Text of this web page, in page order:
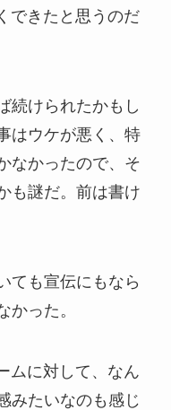
できたと思うのだ
続けられたかもし
はウケが悪く、特
なかったので、そ
も謎だ。前は書け
ても宣伝にもなら
かった。
ムに対して、なん
みたいなのも感じ